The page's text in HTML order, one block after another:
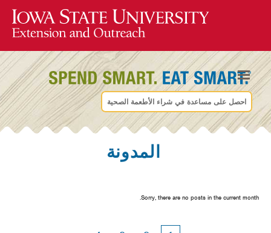
احصل على مساعدة في شراء الأطعمة الصحية
المدونة
Sorry, there are no posts in the current month.